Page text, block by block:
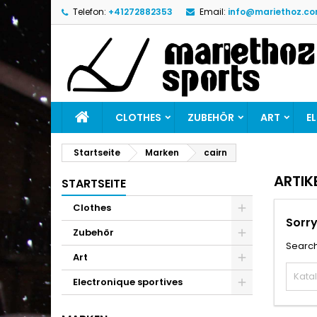
Telefon: +41272882353 Email:
CLOTHES ZUBEHÖR ART
Startseite Marken cairn
STARTSEITE
Clothes
Zubehör
Art
Electronique sportives